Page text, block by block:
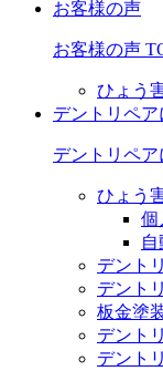
お客様の声
お客様の声
ひょう
デントリペア
デントリペ
ひょう
個
デント
デント
板金塗
デント
デント